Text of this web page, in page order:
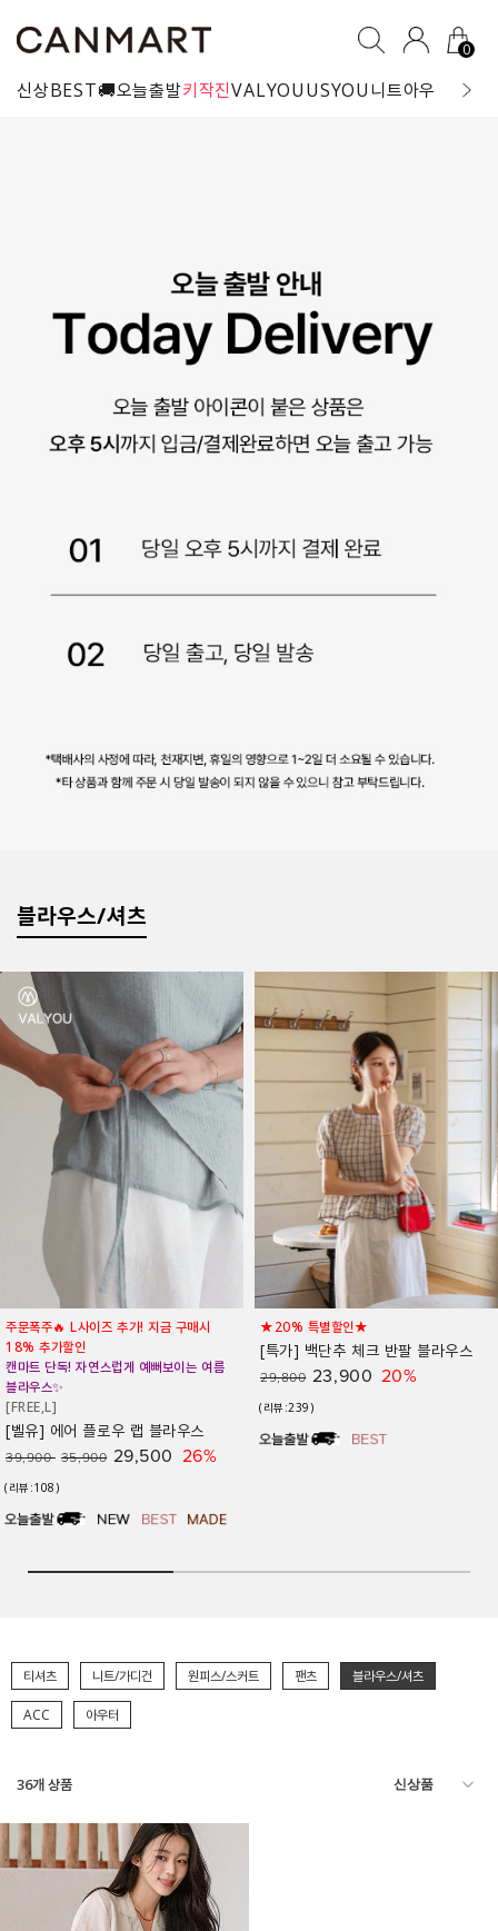
0
신상BEST🚚오늘출발키작진VALYOUUSYOU니트아우터 블라
블라우스/셔츠
★20% 특별할인★
[특가] 백단추 체크 반팔 블라우스
29,800 23,90020%
(리뷰:239)
★제작 18% 추가할인★
💎프리미엄 퀄리티💎과하지 않은 퍼프 디자
[벨유] 로망 프릴 블라우스
51,300 47,900
(리뷰:162)
티셔츠 니트/가디건 원피스/스커트 팬츠 블라우스/셔츠
ACC 아우터
36개 상품